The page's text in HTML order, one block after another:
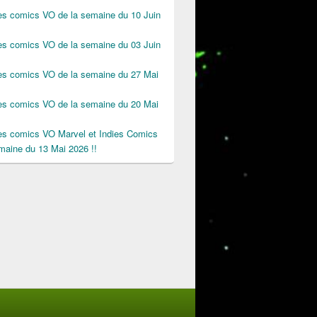
comics VO de la semaine du 10 Juin
comics VO de la semaine du 03 Juin
comics VO de la semaine du 27 Mai
comics VO de la semaine du 20 Mai
comics VO Marvel et Indies Comics
du 13 Mai 2026 !!